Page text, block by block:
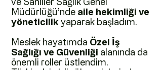
Müdürlüğü’nde aile hekimliği ve
yöneticilik yaparak başladım.
Meslek hayatımda Özel İş
Sağlığı ve Güvenliği alanında da
önemli roller üstlendim.